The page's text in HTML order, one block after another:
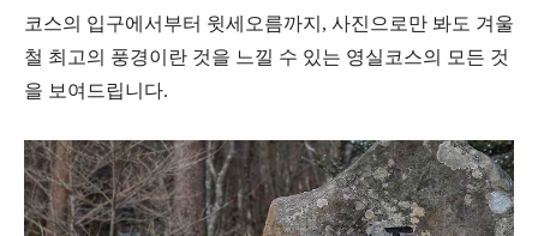
코스의 입구에서부터 윗세오름까지, 사진으로만 봐도 겨울
철 최고의 풍경이란 것을 느낄 수 있는 영실코스의 모든 것
을 보여드립니다.